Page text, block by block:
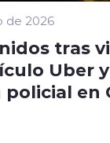
de 2026
tras
Uber y
en